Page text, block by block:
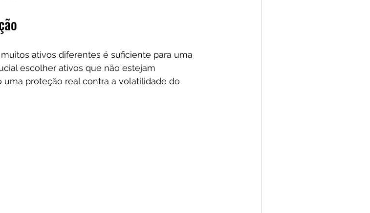
ativos diferentes é suficiente para uma
escolher ativos que não estejam
uma proteção real contra a volatilidade do